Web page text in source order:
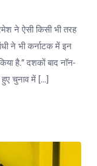
ने ऐसी किसी भी तरह
ने भी कर्नाटक में इन
है.” दशकों बाद नॉन-
चुनाव में […]